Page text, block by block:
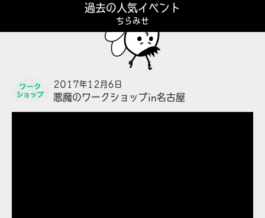
過去の人気イベント
ちらみせ
2017年12月6日
悪魔のワークショップin名古屋